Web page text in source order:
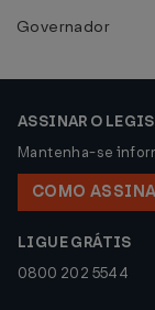
Governador
ASSINAR O
Mantenha-se
COMO
LIGUE GRÁTIS
0800 202 5544